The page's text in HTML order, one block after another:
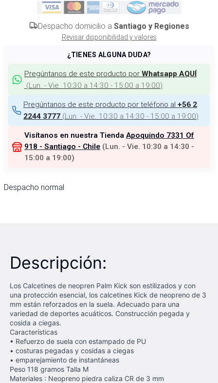
Despacho domicilio a Santiago y Regiones
Revisar disponibilidad y valores
¿TIENES ALGUNA DUDA?
Pregúntanos de este producto por Whatsapp AQUÍ
(Lun. - Vie. 10:30 a 14:30 - 15:00 a 19:00)
Pregúntanos de este producto por teléfono al +56 2
2244 3777 (Lun. - Vie. 10:30 a 14:30 - 15:00 a 19:00)
Visítanos en nuestra Tienda Apoquindo 7331 Of
918 - Santiago - Chile (Lun. - Vie. 10:30 a 14:30 -
15:00 a 19:00)
Despacho normal
Descripción:
Los Calcetines de neopren Palm Kick son estilizados y con
una protección esencial, los calcetines Kick de neopreno de 3
mm están reforzados en la suela. Adecuado para una
variedad de deportes acuáticos. Construcción pegada y
cosida a ciegas.
Características
• Refuerzo de suela con estampado de PU
• costuras pegadas y cosidas a ciegas
• emparejamiento de instantáneas
Peso 118 gramos Talla M
Materiales : Neopreno piedra caliza CR de 3 mm